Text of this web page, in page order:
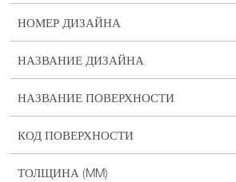
НОМЕР ДИЗАЙНА
НАЗВАНИЕ ДИЗАЙНА
НАЗВАНИЕ ПОВЕРХНОСТИ
КОД ПОВЕРХНОСТИ
ТОЛЩИНА (MM)